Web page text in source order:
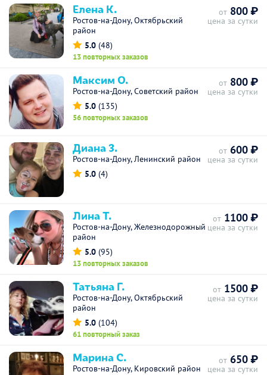
Елена К.
Ростов-на-Дону, Октябрьский
район
5.0 (48)
13 повторных заказов
от 800 ₽
цена за сутки
Максим О.
Ростов-на-Дону, Советский район
5.0 (135)
56 повторных заказов
от 800 ₽
цена за сутки
Диана З.
Ростов-на-Дону, Ленинский район
5.0 (4)
от 600 ₽
цена за сутки
Лина Т.
Ростов-на-Дону, Железнодорожный
район
5.0 (95)
13 повторных заказов
от 1100 ₽
цена за сутки
Татьяна Г.
Ростов-на-Дону, Октябрьский
район
5.0 (104)
61 повторный заказ
от 1500 ₽
цена за сутки
Марина С.
Ростов-на-Дону, Кировский район
от 650 ₽
цена за сутки